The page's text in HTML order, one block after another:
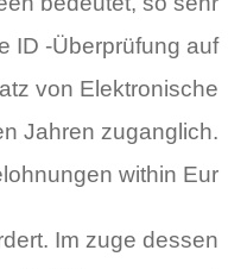
ID -Überprüfung auf
von Elektronische
Jahren zuganglich.
within Eur.
Im zuge dessen